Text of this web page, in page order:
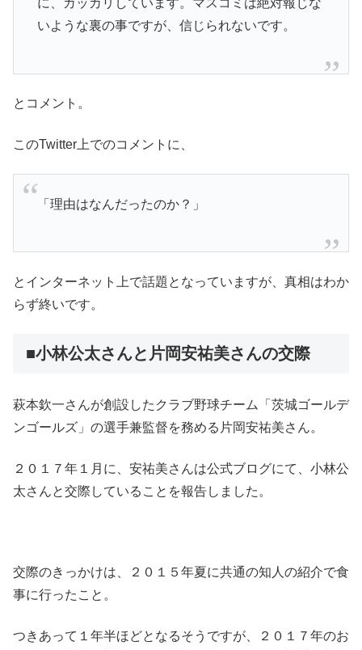
に、ガッカリしています。マスコミは絶対報じな
いような裏の事ですが、信じられないです。
とコメント。
このTwitter上でのコメントに、
「理由はなんだったのか？」
とインターネット上で話題となっていますが、真相はわか
らず終いです。
■小林公太さんと片岡安祐美さんの交際
萩本欽一さんが創設したクラブ野球チーム「茨城ゴールデ
ンゴールズ」の選手兼監督を務める片岡安祐美さん。
２０１７年１月に、安祐美さんは公式ブログにて、小林公
太さんと交際していることを報告しました。
交際のきっかけは、２０１５年夏に共通の知人の紹介で食
事に行ったこと。
つきあって１年半ほどとなるそうですが、２０１７年のお